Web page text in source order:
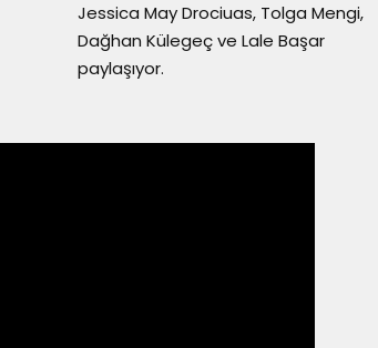
Jessica May Drociuas, Tolga Mengi,
Dağhan Külegeç ve Lale Başar
paylaşıyor.